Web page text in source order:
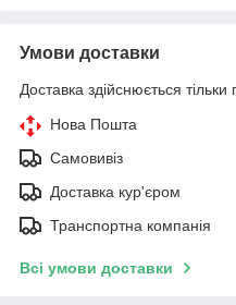
Умови доставки
Доставка здійснюється тільки
Нова Пошта
Самовивіз
Доставка кур'єром
Транспортна компанія
Всі умови доставки